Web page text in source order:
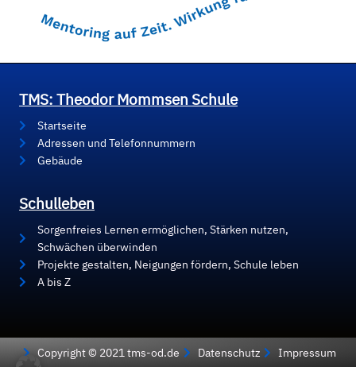
TMS: Theodor Mommsen Schule
Startseite
Adressen und Telefonnummern
Gebäude
Schulleben
Sorgenfreies Lernen ermöglichen, Stärken nutzen,
Schwächen überwinden
Projekte gestalten, Neigungen fördern, Schule leben
A bis Z
Copyright © 2021 tms-od.de Datenschutz Impressum